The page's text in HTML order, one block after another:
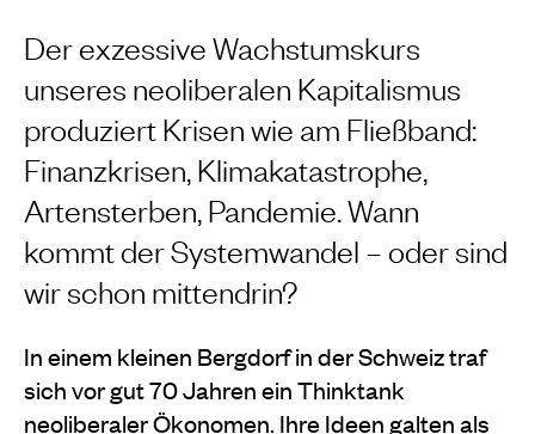
Der exzessive Wachstumskurs
unseres neoliberalen Kapitalismus
produziert Krisen wie am Fließband:
Finanzkrisen, Klimakatastrophe,
Artensterben, Pandemie. Wann
kommt der Systemwandel – oder sind
wir schon mittendrin?
In einem kleinen Bergdorf in der Schweiz traf
sich vor gut 70 Jahren ein Thinktank
neoliberaler Ökonomen. Ihre Ideen galten als